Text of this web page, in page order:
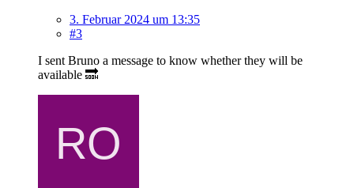
3. Februar 2024 um 13:35
#3
I sent Bruno a message to know whether they will be
available 🔜